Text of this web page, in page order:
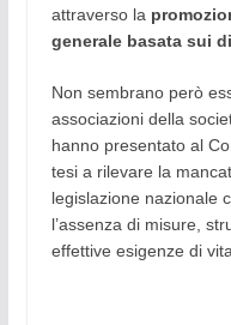
attraverso la
generale basata sui
Non sembrano però
associazioni della
hanno presentato al
tesi a rilevare la
legislazione nazionale
l’assenza di misure,
effettive esigenze di